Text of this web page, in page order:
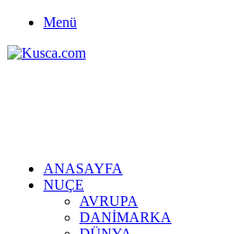
Menü
ANASAYFA
NUÇE
AVRUPA
DANİMARKA